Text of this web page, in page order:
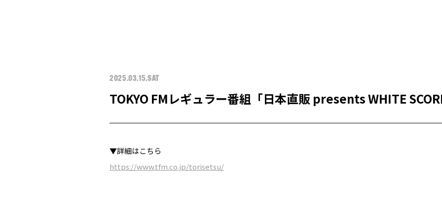
2025.03.15.SAT
TOKYO FMレギュラー番組「日本直販 presents WHITE
▼詳細はこちら
https://www.tfm.co.jp/torisetsu/